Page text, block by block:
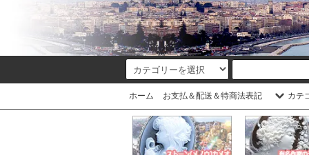
ホーム お支払＆配送＆特商法表記 カテ